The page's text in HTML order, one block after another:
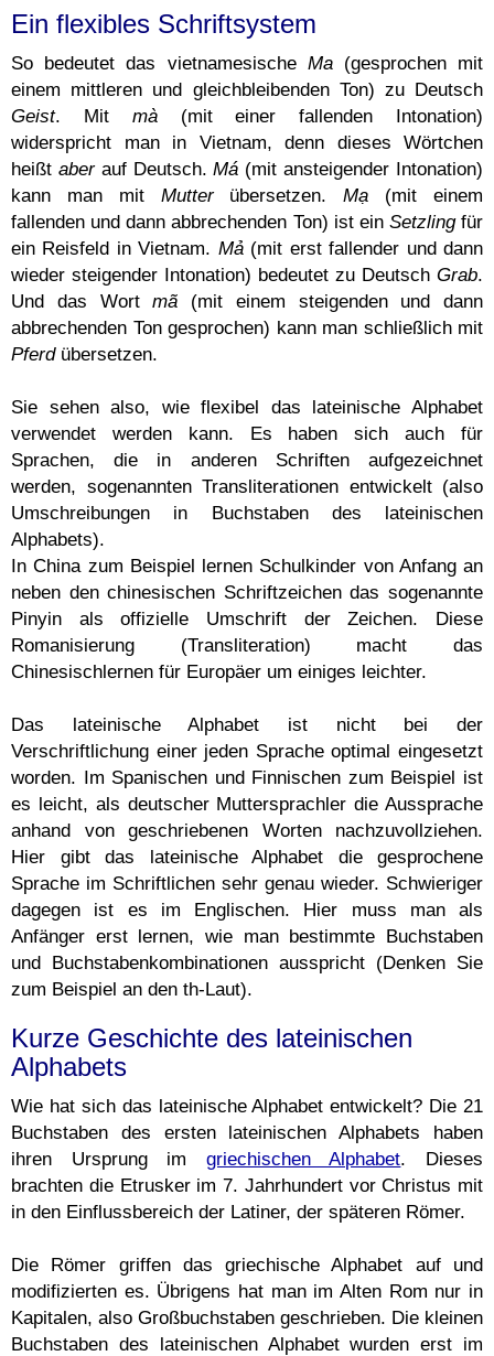
Ein flexibles Schriftsystem
So bedeutet das vietnamesische Ma(gesprochen mit
einem mittleren und gleichbleibenden Ton) zu Deutsch
Geist. Mit mà(mit einer fallenden Intonation)
widerspricht man in Vietnam, denn dieses Wörtchen
heißt aberauf Deutsch.Má (mit ansteigender Intonation)
kann man mit Mutterübersetzen.Mạ (mit einem
fallenden und dann abbrechenden Ton) ist ein Setzlingfür
ein Reisfeld in Vietnam. Mả(mit erst fallender und dann
wieder steigender Intonation) bedeutet zu Deutsch Grab.
Und das Wortmã (mit einem steigenden und dann
abbrechenden Ton gesprochen) kann man schließlich mit
Pferdübersetzen.
Sie sehen also, wie flexibel das lateinische Alphabet
verwendet werden kann. Es haben sich auch für
Sprachen, die in anderen Schriften aufgezeichnet
werden, sogenannten Transliterationen entwickelt (also
Umschreibungen in Buchstaben des lateinischen
Alphabets).
In China zum Beispiel lernen Schulkinder von Anfang an
neben den chinesischen Schriftzeichen das sogenannte
Pinyin als offizielle Umschrift der Zeichen. Diese
Romanisierung (Transliteration) macht das
Chinesischlernen für Europäer um einiges leichter.
Das lateinische Alphabet ist nicht bei der
Verschriftlichung einer jeden Sprache optimal eingesetzt
worden. Im Spanischen und Finnischen zum Beispiel ist
es leicht, als deutscher Muttersprachler die Aussprache
anhand von geschriebenen Worten nachzuvollziehen.
Hier gibt das lateinische Alphabet die gesprochene
Sprache im Schriftlichen sehr genau wieder. Schwieriger
dagegen ist es im Englischen. Hier muss man als
Anfänger erst lernen, wie man bestimmte Buchstaben
und Buchstabenkombinationen ausspricht (Denken Sie
zum Beispiel an den th-Laut).
Kurze Geschichte des lateinischen
Alphabets
Wie hat sich das lateinische Alphabet entwickelt? Die 21
Buchstaben des ersten lateinischen Alphabets haben
ihren Ursprung im griechischen Alphabet. Dieses
brachten die Etrusker im 7. Jahrhundert vor Christus mit
in den Einflussbereich der Latiner, der späteren Römer.
Die Römer griffen das griechische Alphabet auf und
modifizierten es. Übrigens hat man im Alten Rom nur in
Kapitalen, also Großbuchstaben geschrieben. Die kleinen
Buchstaben des lateinischen Alphabet wurden erst im